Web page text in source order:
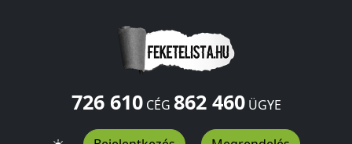
726 610CÉG 862 460ÜGYE